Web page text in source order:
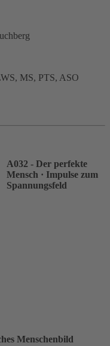
MS, PTS, ASO
A032 - Der perfekte
Mensch · Impulse zum
Spannungsfeld
Menschenbild